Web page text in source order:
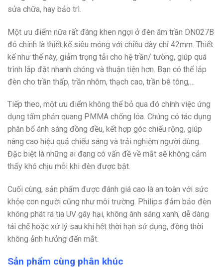
sửa chữa, hay bảo trì.
Một ưu điểm nữa rất đáng khen ngợi ở đèn âm trần DN027B
đó chính là thiết kế siêu mỏng với chiều dày chỉ 42mm. Thiết
kế như thế này, giảm trọng tải cho hệ trần/ tường, giúp quá
trình lắp đặt nhanh chóng và thuận tiện hơn. Bạn có thể lắp
đèn cho trần thấp, trần nhôm, thạch cao, trần bê tông,…
Tiếp theo, một ưu điểm không thể bỏ qua đó chính việc ứng
dụng tấm phản quang PMMA chống lóa. Chúng có tác dụng
phân bổ ánh sáng đồng đều, kết hợp góc chiếu rộng, giúp
nâng cao hiệu quả chiếu sáng và trải nghiệm người dùng.
Đặc biệt là những ai đang có vấn đề về mắt sẽ không cảm
thấy khó chịu mỗi khi đèn được bật.
Cuối cùng, sản phẩm được đánh giá cao là an toàn với sức
khỏe con người cũng như môi trường. Philips đảm bảo đèn
không phát ra tia UV gây hại, không ánh sáng xanh, dễ dàng
tái chế hoặc xử lý sau khi hết thời hạn sử dụng, đồng thời
không ảnh hưởng đến mắt.
Sản phẩm cùng phân khúc